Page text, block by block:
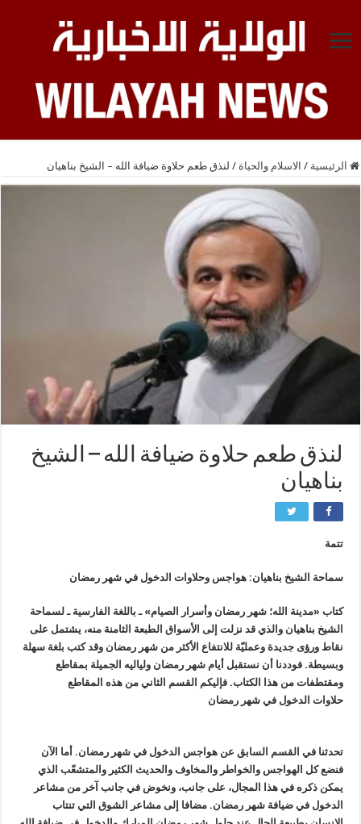
الرئيسية / الاسلام والحياة / لنذق طعم حلاوة ضيافة الله – الشيخ بناهيان
لنذق طعم حلاوة ضيافة الله – الشيخ
بناهيان
تتمة
سماحة الشيخ بناهيان: هواجس وحلاوات الدخول في شهر رمضان
كتاب «مدينة الله؛ شهر رمضان وأسرار الصيام» ـ باللغة الفارسية ـ لسماحة
الشيخ بناهيان والذي قد نزلت إلى الأسواق الطبعة الثامنة منه، يشتمل على
نقاط ورؤى جديدة وعمليّة للانتفاع الأكثر من شهر رمضان وقد كتب بلغة سهلة
وبسيطة. فوددنا أن نستقبل أيام شهر رمضان ولياليه الجميلة بمقاطع
ومقتطفات من هذا الكتاب. فإليكم القسم الثاني من هذه المقاطع
حلاوات الدخول في شهر رمضان
تحدثنا في القسم السابق عن هواجس الدخول في شهر رمضان. أما الآن
فنضع كل الهواجس والخواطر والمخاوف والحديث الكثير والمتشعّب الذي
يمكن ذكره في هذا المجال، على جانب، ونخوض في جانب آخر من مشاعر
الدخول في ضيافة شهر رمضان. مضافا إلى مشاعر الشوق التي تنتاب